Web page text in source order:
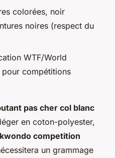
colorées, noir
noires (respect du
WTF/World
compétitions
pas cher col blanc
en coton-polyester,
competition
un grammage